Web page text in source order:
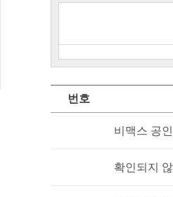
번호
비맥스 공
확인되지